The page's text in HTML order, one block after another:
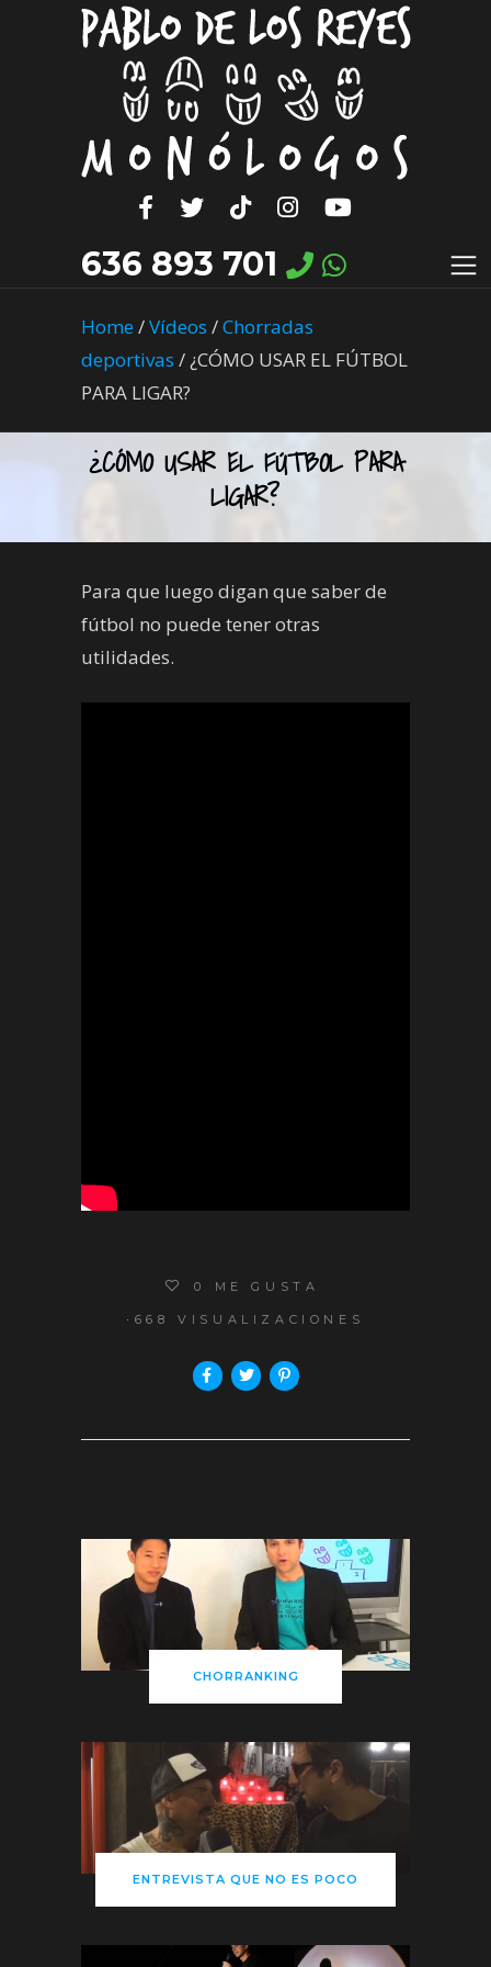
636 893 701
Home/Vídeos /Chorradas
deportivas /¿CÓMO USAR EL FÚTBOL
PARA LIGAR?
¿CÓMO USAR EL FÚTBOL PARA
LIGAR?
Para que luego digan que saber de
fútbol no puede tener otras
utilidades.
0 ME GUSTA
668 VISUALIZACIONES
CHORRANKING
ENTREVISTA QUE NO ES POCO